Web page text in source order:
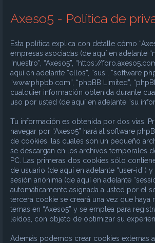
Axeso5 - Política de
Esta política explica con detalle cómo
empresas asociadas (de aquí en adelante
“nuestro”, “Axeso5”, “https://
aquí en adelante “ellos”, “sus”, “software
“www.phpbb.com”, “phpBB Limited”,
cualquier información obtenida durante
uso por usted (de aquí en adelante “su
Tu información es obtenida por dos vías.
navegar por “Axeso5” hará al software
de cookies, las cuales son un pequeño
se descargan en los archivos temporales
PC. Las primeras dos cookies sólo
de usuario (de aquí en adelante “user-id”)
sesión anónima (de aquí en adelante
automáticamente asignada a usted por el
tercera cookie se creará una vez que haya
temas en “Axeso5” y se emplea para
leídos, con objeto de optimizar su
Además podemos crear cookies externas